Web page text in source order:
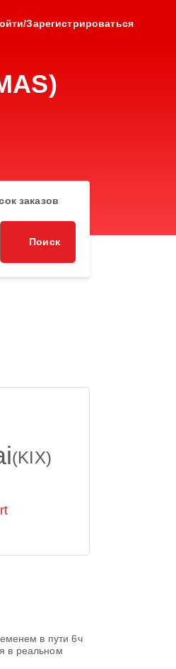
Зарегистрироваться
заказов
Поиск
(KIX)
в пути6ч
в реальном